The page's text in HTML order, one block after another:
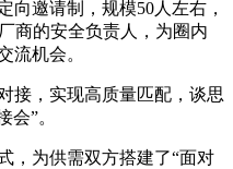
邀请制，规模50人左右，
商的安全负责人，为圈内
流机会。
，实现高质量匹配，谈思
会”。
为供需双方搭建了“面对